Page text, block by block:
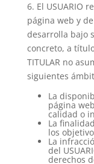
6. El USUARIO
página web y
desarrolla bajo
concreto, a
TITULAR no
siguientes
La
página
calidad o
La
los
La
del
derechos